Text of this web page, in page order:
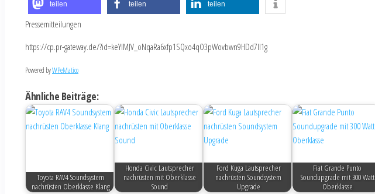
teilen teilen teilen
Pressemitteilungen
https://cp.pr-gateway.de/?id=keYlMJV_oNqaRa6xfp1SQxo4qO3pWovbwn9HDd7Il1g
Powered byWPeMatico
Ähnliche Beiträge:
Toyota RAV4 Soundsystem
nachrüsten Oberklasse Klang
Honda Civic Lautsprecher
nachrüsten mit Oberklasse
Sound
Ford Kuga Lautsprecher
nachrüsten Soundsystem
Upgrade
Fiat Grande Punto
Soundupgrade mit 300 Watt
Oberklasse